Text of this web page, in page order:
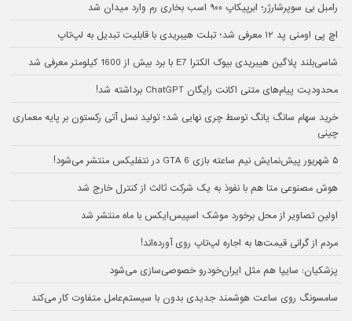
رامبل بی سوپرشارژر؛ ابرپیکاپ ۹۰۰ اسب بخاری رم وارد میدان شد
اچ پی اومنی پد ۱۲ معرفی شد؛ تبلت هیبریدی با قابلیت تبدیل به لپ‌تاپ
شاسی‌بلند پلاگین هیبریدی بیوک الکترا E7 با برد بیش از 1600 کیلومتر معرفی شد
محدودیت پیام‌های متنی اکانت رایگان ChatGPT برداشته شد!
خرید سهام سانگ‌ یانگ توسط چری نهایی شد؛ تولید نسل آتی رکستون بر پایه معماری
چینی
۵ شهریور پیش‌نمایش نیم ساعته بازی GTA 6 در نتفلیکس منتشر می‌شود!
هوش مصنوعی متا هم با نفوذ به یک شرکت ثالث از کنترل خارج شد
اولین تصاویر از محل برخورد موشک اسپیس‌ایکس با ماه منتشر شد
مردم از گرانی قیمت‌ها به اجاره لپ‌تاپ روی آورده‌اند!
پزشکیان: سایپا هم مثل ایران‌خودرو خصوصی‌سازی می‌شود
سامسونگ روی ساعت هوشمند جدیدی بدون با سیستم‌عامل متفاوت کار می‌کند